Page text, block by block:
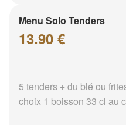
Menu Solo Tenders
13.90 €
5 tenders + du blé ou
choix 1 boisson 33 cl au